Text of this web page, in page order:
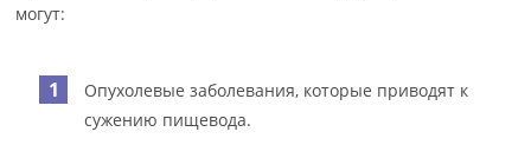
могут:
Опухолевые заболевания, которые приводят к
сужению пищевода.